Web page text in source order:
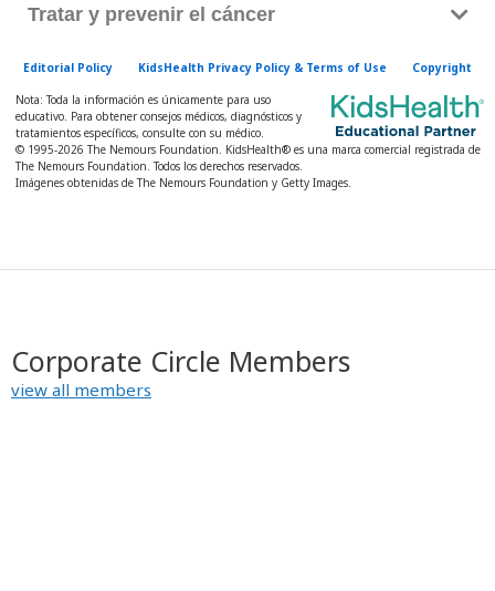
e
K
i
d
h
Tratar y prevenir el cáncer
Editorial Policy KidsHealth Privacy Policy & Terms of Use Copyright
Nota: Toda la información es únicamente para uso
educativo. Para obtener consejos médicos, diagnósticos y
tratamientos específicos, consulte con su médico.
© 1995-2026 The Nemours Foundation. KidsHealth® es una marca comercial registrada de
The Nemours Foundation. Todos los derechos reservados.
Imágenes obtenidas de The Nemours Foundation y Getty Images.
Corporate Circle Members
view all members